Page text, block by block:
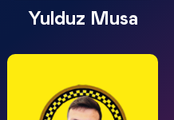
Yulduz Musa